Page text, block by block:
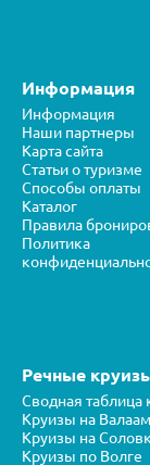
Информация
Информация
Наши партнеры
Карта сайта
Статьи о туризме
Способы оплаты
Каталог
Правила
Политика
Речные
Сводная таблица
Круизы на Валаам
Круизы на
Круизы по Волге